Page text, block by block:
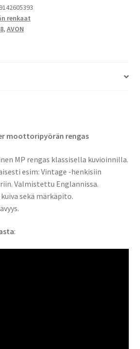
renkaat
, AVON
moottoripyörän rengas
MP rengas klassisella kuvioinnilla.
esim: Vintage -henkisiin
Valmistettu Englannissa.
sekä märkäpito.
: